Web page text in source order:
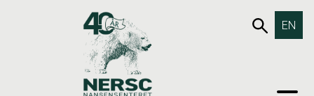
653SØK
EN